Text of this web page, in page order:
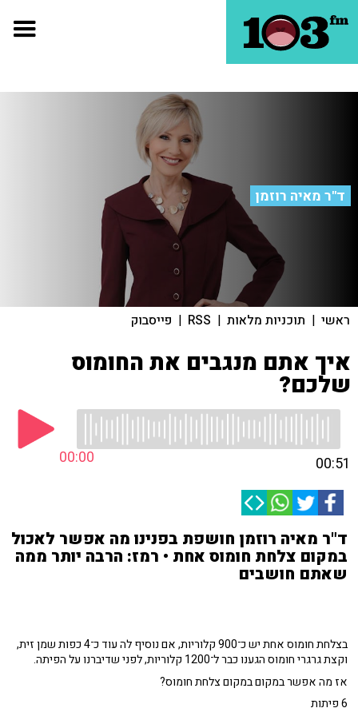
ד"ר מאיה רוזמן
ראשי | תוכניות מלאות |
RSS
| פייסבוק
איך אתם מנגבים את החומוס
שלכם?
00:00 00:51
ד"ר מאיה רוזמן חושפת בפנינו מה אפשר לאכול
במקום צלחת חומוס אחת • רמז: הרבה יותר ממה
שאתם חושבים
בצלחת חומוס אחת יש כ־900 קלוריות, אם נוסיף לה עוד כ־4 כפות שמן זית,
וקצת גרגרי חומוס הגענו כבר ל־1200 קלוריות, לפני שדיברנו על הפיתה.
אז מה אפשר במקום במקום צלחת חומוס?
6 פיתות